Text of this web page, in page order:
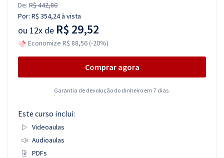
De: R$ 442,80
Por: R$ 354,24à vista
ou 12x de R$ 29,52
Economize R$ 88,56 (-20%)
Comprar agora
Garantia de devolução do dinheiro em 7 dias.
Este curso inclui:
Videoaulas
Audioaulas
PDFs